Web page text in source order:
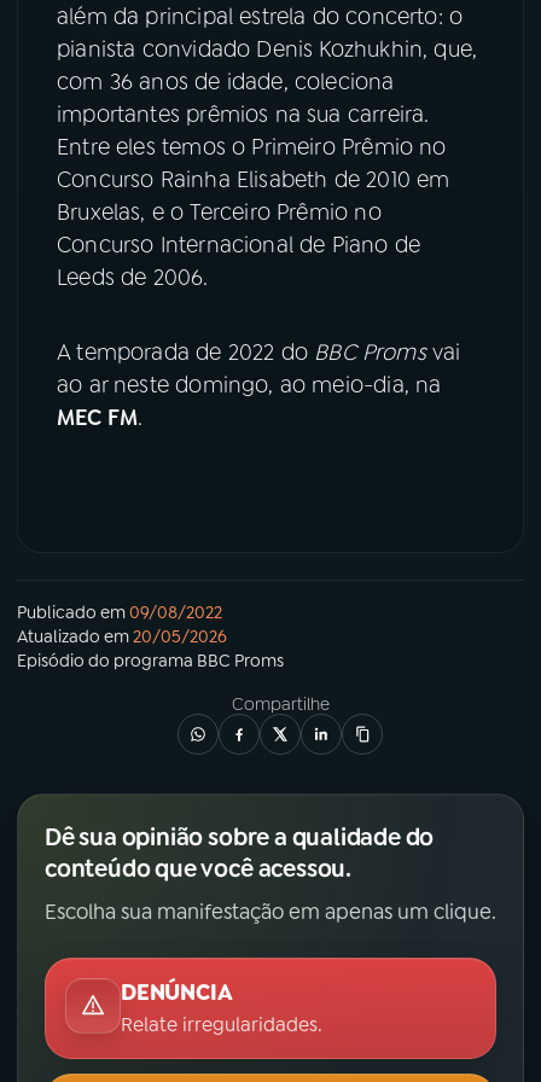
além da principal estrela do concerto: o
pianista convidado Denis Kozhukhin, que,
com 36 anos de idade, coleciona
importantes prêmios na sua carreira.
Entre eles temos o Primeiro Prêmio no
Concurso Rainha Elisabeth de 2010 em
Bruxelas, e o Terceiro Prêmio no
Concurso Internacional de Piano de
Leeds de 2006.
A temporada de 2022 do BBC Promsvai
ao ar neste domingo, ao meio-dia, na
MEC FM.
Publicado em09/08/2022
Atualizado em20/05/2026
Episódio do programa BBC Proms
Compartilhe
Dê sua opinião sobre a qualidade do
conteúdo que você acessou.
Escolha sua manifestação em apenas um clique.
DENÚNCIA
Relate irregularidades.